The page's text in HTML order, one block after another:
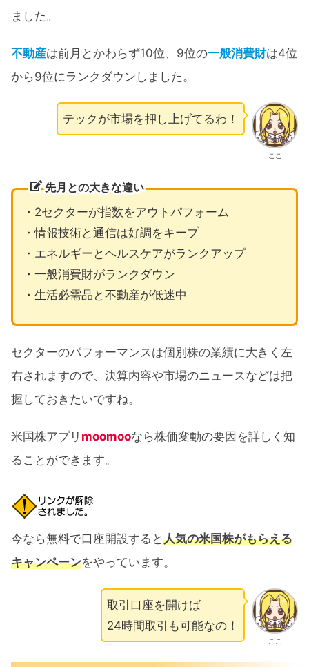
ました。
不動産は前月とかわらず10位、9位の一般消費財は4位
から9位にランクダウンしました。
ここ
テックが市場を押し上げてるわ！
先月との大きな違い
・2セクターが指数をアウトパフォーム
・情報技術と通信は好調をキープ
・エネルギーとヘルスケアがランクアップ
・一般消費財がランクダウン
・生活必需品と不動産が低迷中
セクターのパフォーマンスは個別株の業績に大きく左
右されますので、決算内容や市場のニュースなどは把
握しておきたいですね。
米国株アプリ moomooなら株価変動の要因を詳しく知
ることができます。
今なら無料で口座開設すると人気の米国株がもらえる
キャンペーンをやっています。
ここ
取引口座を開けば
24時間取引も可能なの！